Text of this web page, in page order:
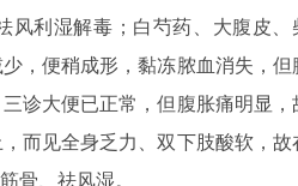
风利湿解毒；白芍药、大腹皮、
，便稍成形，黏冻脓血消失，但
诊大便已正常，但腹胀痛明显，
而见全身乏力、双下肢酸软，故
骨、祛风湿。